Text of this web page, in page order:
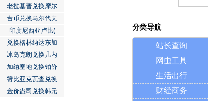
老挝基普兑换摩尔
台币兑换马尔代夫
印度尼西亚卢比(
兑换格林纳达东加
冰岛克朗兑换几内
加纳塞地兑换铂价
赞比亚克瓦查兑换
金价盎司兑换韩元
分类导航
站长查询
网虫工具
生活出行
财经商务